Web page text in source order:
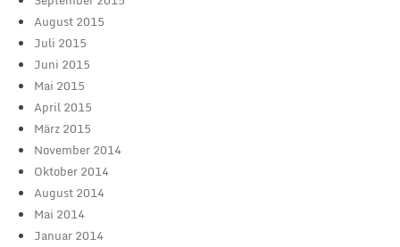
August 2015
Juli 2015
Juni 2015
Mai 2015
April 2015
März 2015
November 2014
Oktober 2014
August 2014
Mai 2014
Januar 2014